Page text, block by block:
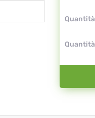
Quantità
Quantità